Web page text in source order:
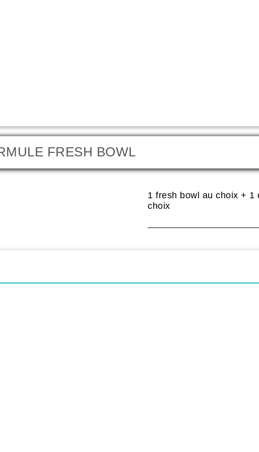
FRESH BOWL Formule
1 fresh bowl au choix + 1
choix